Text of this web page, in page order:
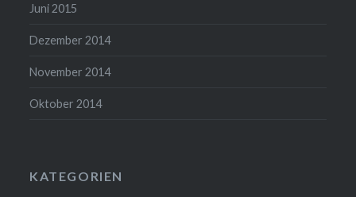
Juni 2015
Dezember 2014
November 2014
Oktober 2014
KATEGORIEN